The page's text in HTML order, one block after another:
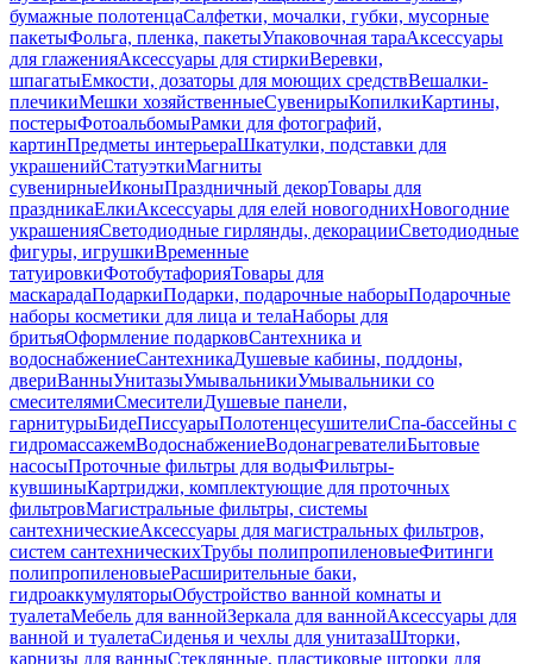
бумажные полотенцаСалфетки, мочалки, губки, мусорные
пакетыФольга, пленка, пакетыУпаковочная тараАксессуары
для глаженияАксессуары для стиркиВеревки,
шпагатыЕмкости, дозаторы для моющих средствВешалки-
плечикиМешки хозяйственныеСувенирыКопилкиКартины,
постерыФотоальбомыРамки для фотографий,
картинПредметы интерьераШкатулки, подставки для
украшенийСтатуэткиМагниты
сувенирныеИконыПраздничный декорТовары для
праздникаЕлкиАксессуары для елей новогоднихНовогодние
украшенияСветодиодные гирлянды, декорацииСветодиодные
фигуры, игрушкиВременные
татуировкиФотобутафорияТовары для
маскарадаПодаркиПодарки, подарочные наборыПодарочные
наборы косметики для лица и телаНаборы для
бритьяОформление подарковСантехника и
водоснабжениеСантехникаДушевые кабины, поддоны,
двериВанныУнитазыУмывальникиУмывальники со
смесителямиСмесителиДушевые панели,
гарнитурыБидеПиссуарыПолотенцесушителиСпа-бассейны с
гидромассажемВодоснабжениеВодонагревателиБытовые
насосыПроточные фильтры для водыФильтры-
кувшиныКартриджи, комплектующие для проточных
фильтровМагистральные фильтры, системы
сантехническиеАксессуары для магистральных фильтров,
систем сантехническихТрубы полипропиленовыеФитинги
полипропиленовыеРасширительные баки,
гидроаккумуляторыОбустройство ванной комнаты и
туалетаМебель для ваннойЗеркала для ваннойАксессуары для
ванной и туалетаСиденья и чехлы для унитазаШторки,
карнизы для ванныСтеклянные, пластиковые шторки для